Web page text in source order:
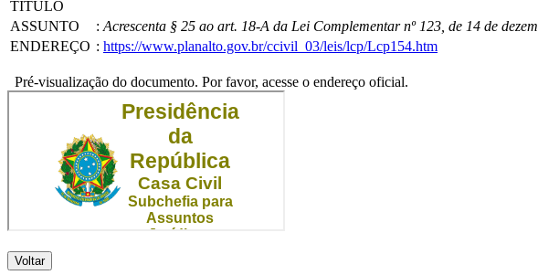
TÍTULO
ASSUNTO : Acrescenta § 25 ao art. 18-A da Lei Complementar nº 123, de 14 de
ENDEREÇO : https://www.planalto.gov.br/ccivil_03/leis/lcp/Lcp154.htm
Pré-visualização do documento. Por favor, acesse o endereço oficial.
Voltar